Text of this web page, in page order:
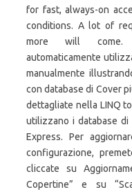
for fast, always-on
conditions. A lot of
more will come.
automaticamente
manualmente
con database di Cover
dettagliate nella LINQ
utilizzano i database di
Express. Per
configurazione,
cliccate su
Copertine” e su